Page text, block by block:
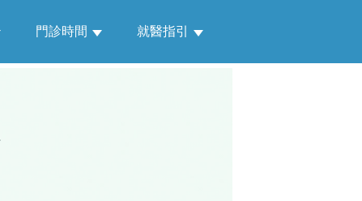
門診時間 就醫指引